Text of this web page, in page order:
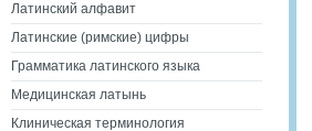
Латинский алфавит
Латинские (римские) цифры
Грамматика латинского языка
Медицинская латынь
Клиническая терминология